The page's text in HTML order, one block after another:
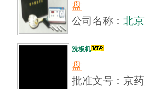
盘
公司名称： 北
洗板机
盘
批准文号：京